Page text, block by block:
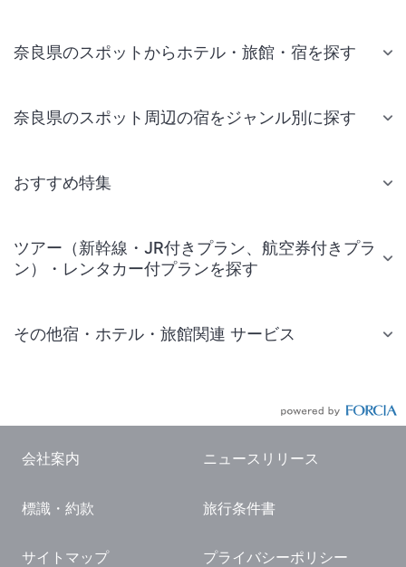
奈良県のスポットからホテル・旅館・宿を探す
奈良県のスポット周辺の宿をジャンル別に探す
おすすめ特集
ツアー（新幹線・JR付きプラン、航空券付きプラ
ン）・レンタカー付プランを探す
その他宿・ホテル・旅館関連 サービス
国内観光ガイド
旅行・観光情報
会社案内 ニュースリリース
標識・約款 旅行条件書
サイトマップ プライバシーポリシー